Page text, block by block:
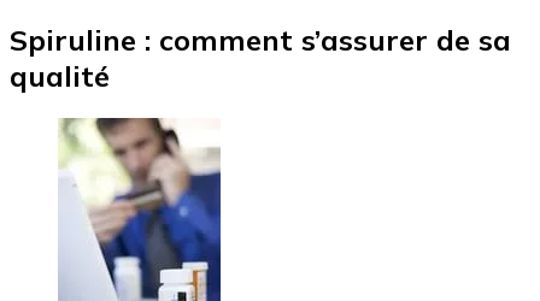
Spiruline : comment s’assurer de sa
qualité